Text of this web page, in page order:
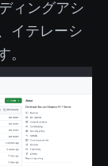
ィングアシ
イテレーシ
。